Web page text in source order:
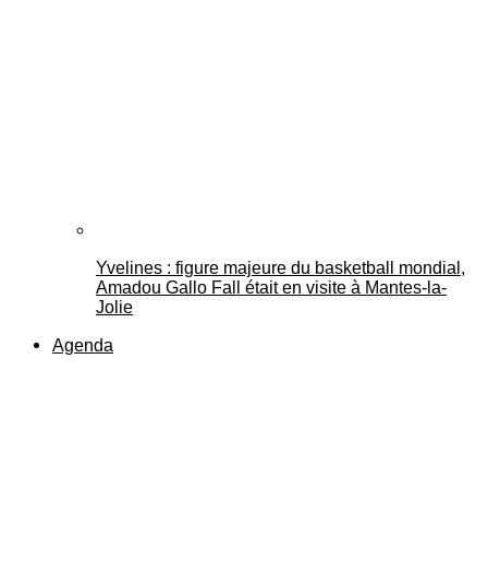
Yvelines : figure majeure du basketball mondial,
Amadou Gallo Fall était en visite à Mantes-la-
Jolie
Agenda